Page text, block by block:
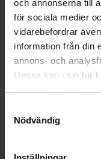
och annonserna till
för sociala medier
vidarebefordrar
information från din
annons- och
Dessa kan i sin tur
Nödvändig